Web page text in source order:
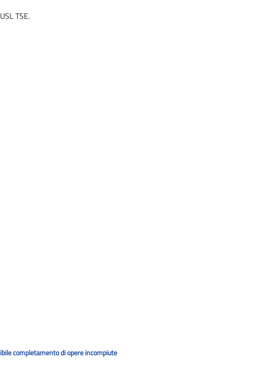
completamento di opere incompiute
TSE.